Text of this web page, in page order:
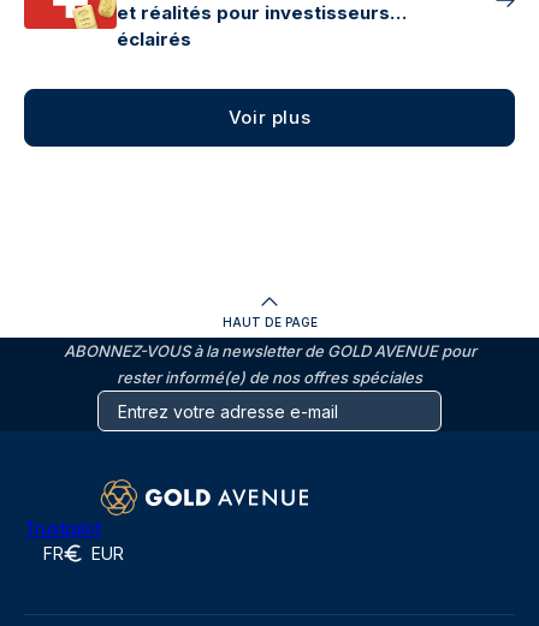
et réalités pour investisseurs
éclairés
Voir plus
HAUT DE PAGE
ABONNEZ-VOUS à la newsletter de GOLD AVENUE pour
rester informé(e) de nos offres spéciales
Trustpilot
FR EUR